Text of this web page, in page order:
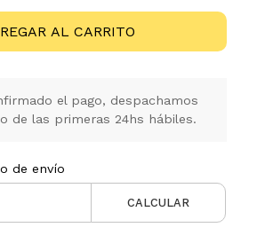
AL CARRITO
el pago, despachamos
de las primeras 24hs hábiles.
de envío
CALCULAR